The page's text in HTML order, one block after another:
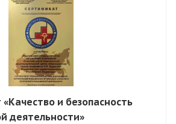
и безопасность
деятельности»